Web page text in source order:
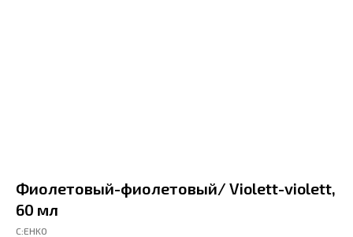
Фиолетовый-фиолетовый/ Violett-violett,
60 мл
С:EHKO